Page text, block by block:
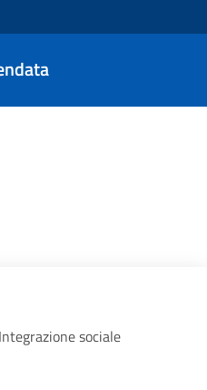
Integrazione sociale